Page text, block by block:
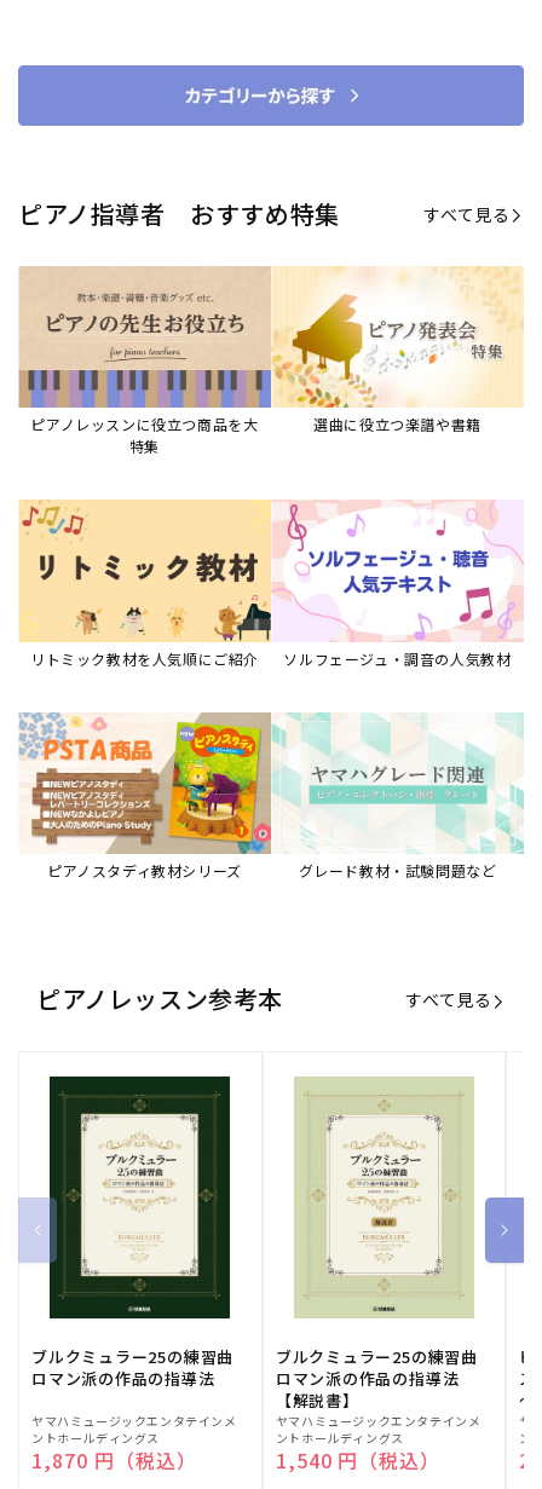
ピアノ指導者 おすすめ特集 すべて見る
ピアノレッスンに役立つ商品を大
特集
選曲に役立つ楽譜や書籍
リトミック教材を人気順にご紹介 ソルフェージュ・調音の人気教材
ピアノスタディ教材シリーズ グレード教材・試験問題など
ピアノレッスン参考本 すべて見る
ブルクミュラー25の練習曲
ロマン派の作品の指導法
販
売
元:
ヤマハミュージックエンタテインメ
ントホールディングス
通常価格
1,870 円（税込）
ブルクミュラー25の練習曲
ロマン派の作品の指導法
【解説書】
販
売
元:
ヤマハミュージックエンタテインメ
ントホールディングス
通常価格
1,540 円（税込）
ピ
ス
～
販
売
元:
ヤ
ン